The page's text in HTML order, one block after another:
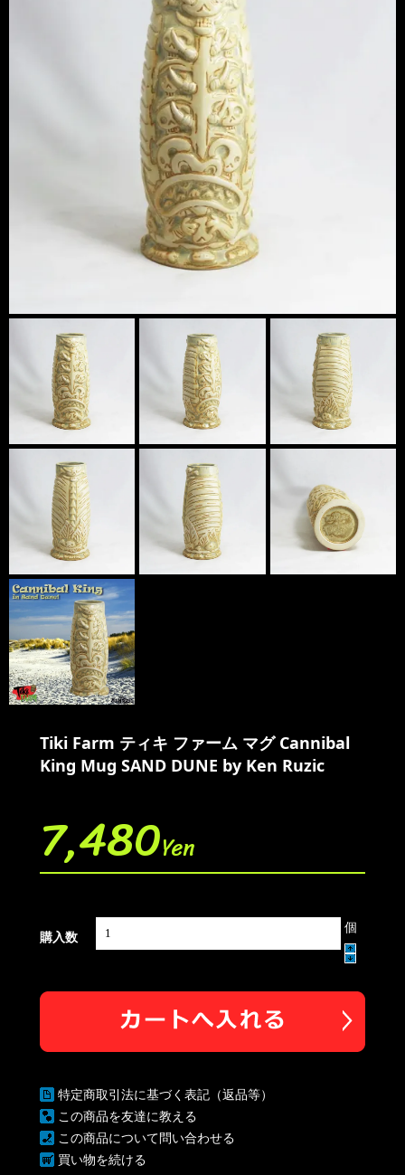
Tiki Farm ティキ ファーム マグ Cannibal
King Mug SAND DUNE by Ken Ruzic
7,480Yen
購入数
個
特定商取引法に基づく表記（返品等）
この商品を友達に教える
この商品について問い合わせる
買い物を続ける